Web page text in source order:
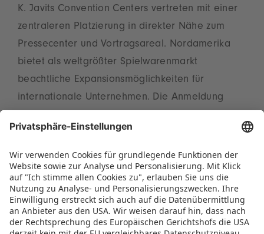
K. Javits Convention Centers vertreten mit einer
zentraleren Platzierung in direkter Nähe zum
Pressecenter und Vortragsareal. Nordamerika
bietet als weltgrößter Spielwarenmarkt
beachtliche Expansionsmöglichkeiten für
internationale Unternehmen. Die Anmeldung
September. Alle World of Toys Aussteller
erhalten länderübergreifend ein Rundum-
Sorglos-Paket mit schlüsselfertigem Stand,
Marketingmaßnahmen sowie persönlicher
Betreuung vor, während und nach der Messe.